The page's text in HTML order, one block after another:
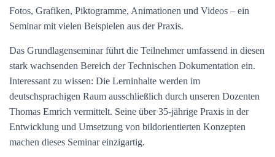
Fotos, Grafiken, Piktogramme, Animationen und Videos – ein
Seminar mit vielen Beispielen aus der Praxis.
Das Grundlagenseminar führt die Teilnehmer umfassend in diesen
stark wachsenden Bereich der Technischen Dokumentation ein.
Interessant zu wissen: Die Lerninhalte werden im
deutschsprachigen Raum ausschließlich durch unseren Dozenten
Thomas Emrich vermittelt. Seine über 35-jährige Praxis in der
Entwicklung und Umsetzung von bildorientierten Konzepten
machen dieses Seminar einzigartig.